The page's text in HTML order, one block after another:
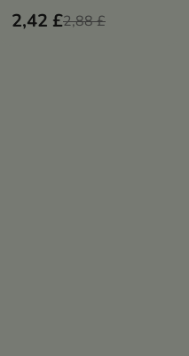
kilka minut wygładza, nawilża i
nadaje spektakularny efekt tafli
2,42 £2,88 £